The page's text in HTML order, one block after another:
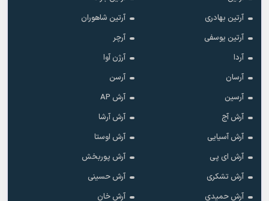
آرتین بهادری
آرتین شاهوران
آرتین یوسفی
آرچر
آردا
آرژن آوا
آرسان
آرسن
آرسین
آرش AP
آرش آج
آرش آرشا
آرش آسیایی
آرش اوستا
آرش ای پی
آرش پوربخش
آرش تشکری
آرش حسینی
آرش حمیدی
آرش خان